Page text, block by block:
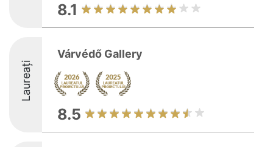
8.1
Laureați
Várvédő Gallery
8.5